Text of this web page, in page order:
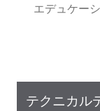
エデュケー
テクニカル